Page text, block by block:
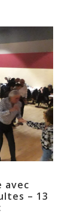
avec
– 13